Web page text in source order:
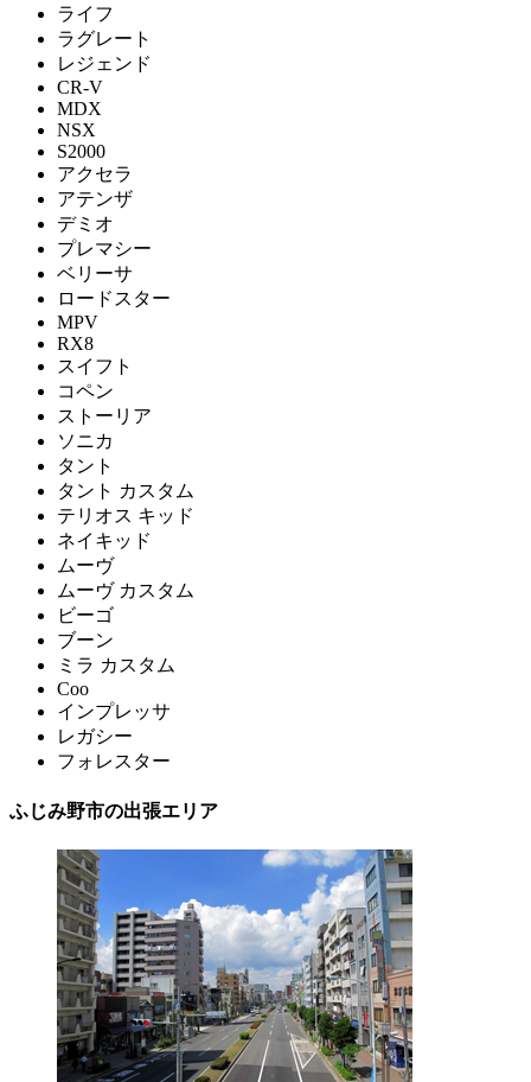
ライフ
ラグレート
レジェンド
CR-V
MDX
NSX
S2000
アクセラ
アテンザ
デミオ
プレマシー
ベリーサ
ロードスター
MPV
RX8
スイフト
コペン
ストーリア
ソニカ
タント
タント カスタム
テリオス キッド
ネイキッド
ムーヴ
ムーヴ カスタム
ビーゴ
ブーン
ミラ カスタム
Coo
インプレッサ
レガシー
フォレスター
ふじみ野市の出張エリア